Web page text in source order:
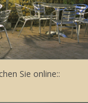
Sie online::